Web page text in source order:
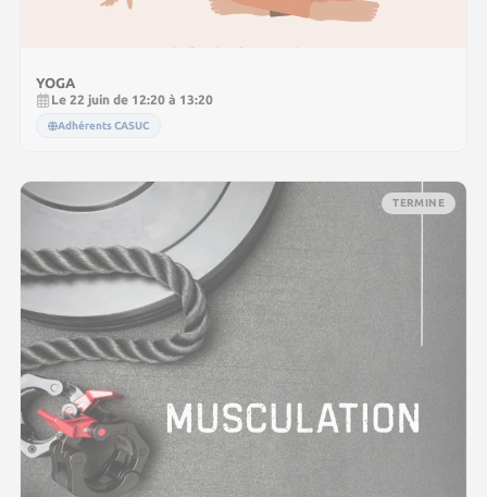
YOGA
Le 22 juin de 12:20 à 13:20
Adhérents CASUC
TERMINE